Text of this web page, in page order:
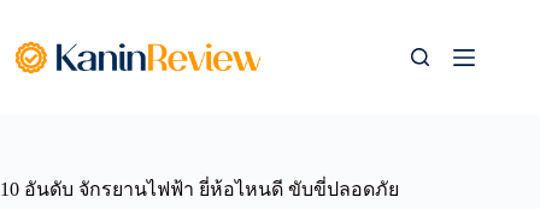
content
10 อันดับ จักรยานไฟฟ้า ยี่ห้อไหนดี ขับขี่ปลอดภัย